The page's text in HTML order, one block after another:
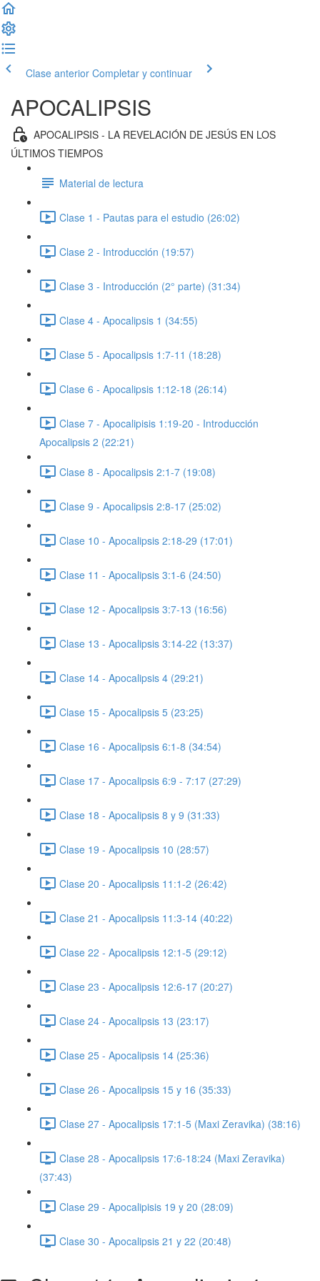
Clase anterior Completar y continuar
APOCALIPSIS
APOCALIPSIS - LA REVELACIÓN DE JESÚS EN LOS
ÚLTIMOS TIEMPOS
Material de lectura
Clase 1 - Pautas para el estudio (26:02)
Clase 2 - Introducción (19:57)
Clase 3 - Introducción (2° parte) (31:34)
Clase 4 - Apocalipsis 1 (34:55)
Clase 5 - Apocalipsis 1:7-11 (18:28)
Clase 6 - Apocalipsis 1:12-18 (26:14)
Clase 7 - Apocalipisis 1:19-20 - Introducción
Apocalipsis 2 (22:21)
Clase 8 - Apocalipsis 2:1-7 (19:08)
Clase 9 - Apocalipsis 2:8-17 (25:02)
Clase 10 - Apocalipsis 2:18-29 (17:01)
Clase 11 - Apocalipsis 3:1-6 (24:50)
Clase 12 - Apocalipsis 3:7-13 (16:56)
Clase 13 - Apocalipsis 3:14-22 (13:37)
Clase 14 - Apocalipsis 4 (29:21)
Clase 15 - Apocalipsis 5 (23:25)
Clase 16 - Apocalipsis 6:1-8 (34:54)
Clase 17 - Apocalipsis 6:9 - 7:17 (27:29)
Clase 18 - Apocalipsis 8 y 9 (31:33)
Clase 19 - Apocalipsis 10 (28:57)
Clase 20 - Apocalipsis 11:1-2 (26:42)
Clase 21 - Apocalipsis 11:3-14 (40:22)
Clase 22 - Apocalipsis 12:1-5 (29:12)
Clase 23 - Apocalipsis 12:6-17 (20:27)
Clase 24 - Apocalipsis 13 (23:17)
Clase 25 - Apocalipsis 14 (25:36)
Clase 26 - Apocalipsis 15 y 16 (35:33)
Clase 27 - Apocalipsis 17:1-5 (Maxi Zeravika) (38:16)
Clase 28 - Apocalipsis 17:6-18:24 (Maxi Zeravika)
(37:43)
Clase 29 - Apocalipisis 19 y 20 (28:09)
Clase 30 - Apocalipsis 21 y 22 (20:48)